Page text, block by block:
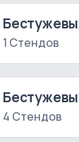
1 Стендов
4 Стендов